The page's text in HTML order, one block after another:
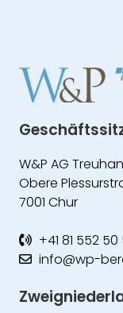
W&P AG
Obere
7001 Chur
+41 81 552 50
info@wp-